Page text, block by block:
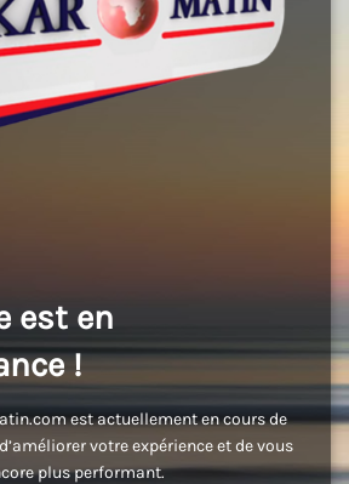
est en
!
est actuellement en cours de
votre expérience et de vous
plus performant.